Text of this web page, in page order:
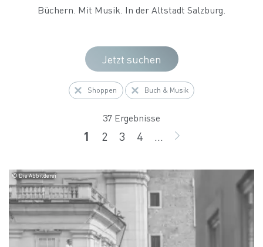
Büchern. Mit Musik. In der Altstadt Salzburg.
Jetzt suchen
Shoppen Buch & Musik
37 Ergebnisse
Seite
1 Seite
2 Seite
3 Seite
4 ... WEITER
© Die Abbilderei